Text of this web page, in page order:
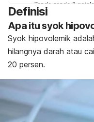
Tanda-tanda & gejala
Penyebab
Faktor risiko
Komplikasi
Diagnosis &
Pengobatan di
Definisi
Apa itu syok
Syok hipovolemik
hilangnya darah atau
20 persen.